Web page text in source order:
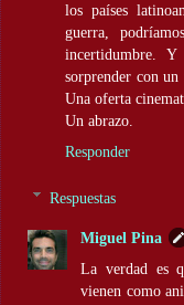
los países
guerra,
incertidumbre.
sorprender con
Una oferta
Un abrazo.
Responder
Respuestas
Miguel Pina
La verdad es
vienen como